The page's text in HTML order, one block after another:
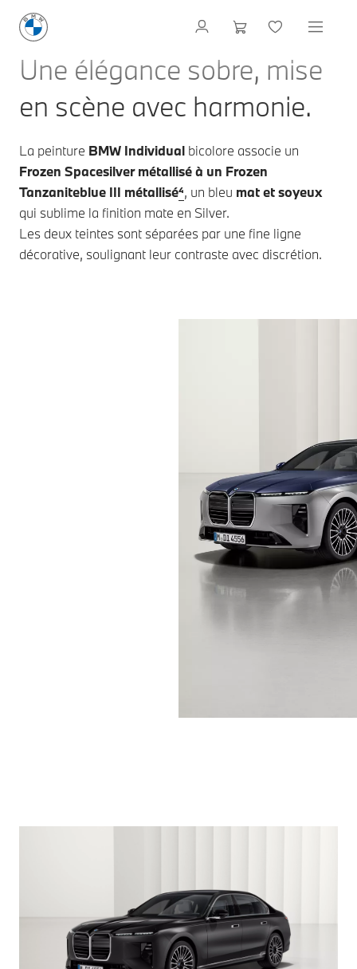
Une élégance sobre, mise
en scène avec harmonie.
La peinture BMW Individual bicolore associe un
Frozen Spacesilver métallisé à un Frozen
Tanzaniteblue III métallisé⁴, un bleu mat et soyeux
qui sublime la finition mate en Silver.
Les deux teintes sont séparées par une fine ligne
décorative, soulignant leur contraste avec discrétion.